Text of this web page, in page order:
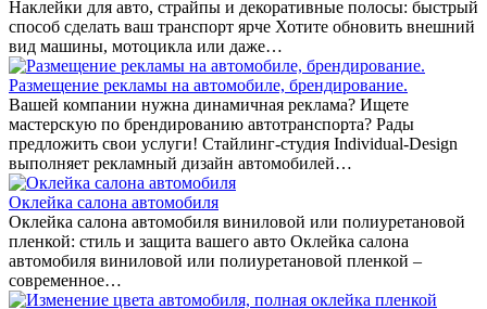
Наклейки для авто, страйпы и декоративные полосы: быстрый
способ сделать ваш транспорт ярче Хотите обновить внешний
вид машины, мотоцикла или даже…
Размещение рекламы на автомобиле, брендирование.
Вашей компании нужна динамичная реклама? Ищете
мастерскую по брендированию автотранспорта? Рады
предложить свои услуги! Стайлинг-студия Individual-Design
выполняет рекламный дизайн автомобилей…
Оклейка салона автомобиля
Оклейка салона автомобиля виниловой или полиуретановой
пленкой: стиль и защита вашего авто Оклейка салона
автомобиля виниловой или полиуретановой пленкой –
современное…